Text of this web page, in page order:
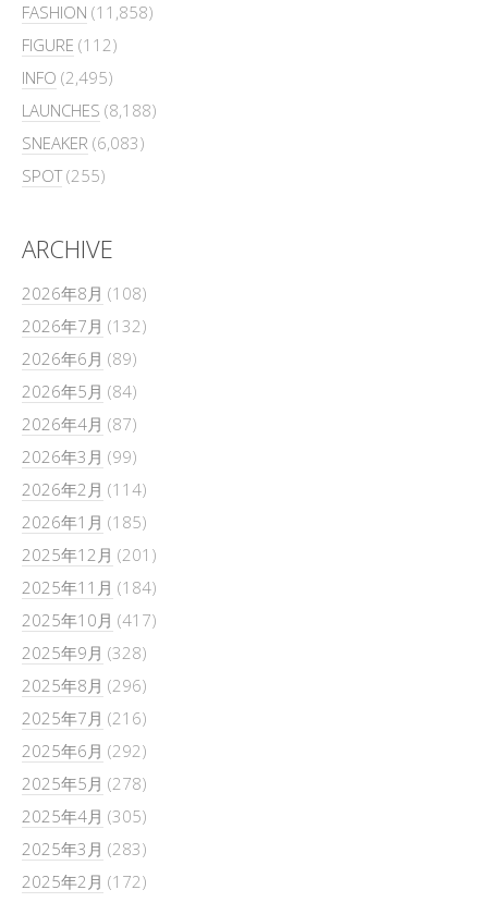
FASHION (11,858)
FIGURE (112)
INFO (2,495)
LAUNCHES (8,188)
SNEAKER (6,083)
SPOT(255)
ARCHIVE
2026年8月 (108)
2026年7月 (132)
2026年6月 (89)
2026年5月 (84)
2026年4月 (87)
2026年3月 (99)
2026年2月 (114)
2026年1月 (185)
2025年12月 (201)
2025年11月 (184)
2025年10月 (417)
2025年9月 (328)
2025年8月 (296)
2025年7月 (216)
2025年6月 (292)
2025年5月 (278)
2025年4月 (305)
2025年3月 (283)
2025年2月 (172)